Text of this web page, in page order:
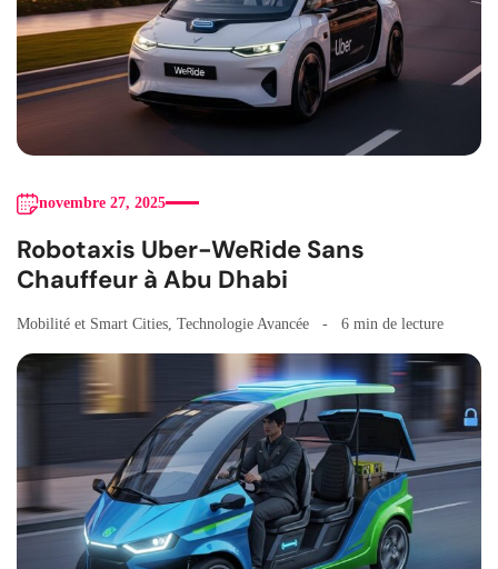
novembre 27, 2025
Robotaxis Uber-WeRide Sans
Chauffeur à Abu Dhabi
Mobilité et Smart Cities Technologie Avancée 6 min de lecture